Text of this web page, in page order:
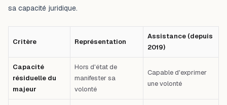
sa capacité juridique.
Critère Représentation
Assistance (depuis
2019)
Capacité
résiduelle du
majeur
Hors d'état de
manifester sa
volonté
Capable d'exprimer
une volonté